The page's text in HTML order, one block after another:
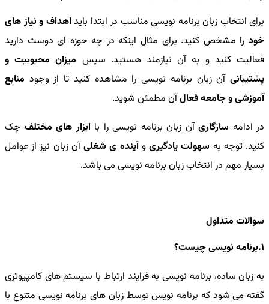
برای انتخاب زبان برنامه نویسی مناسب در ابتدا باید اهداف و نیاز های
خود را مشخص کنید. برای مثال اینکه در چه حوزه ای دوست دارید
فعالیت کنید و به آن نیازمند هستید. سپس میزان محبوبیت و
پشتیبانی آن زبان برنامه نویسی را مشاهده کنید تا از وجود منابع
آموزشی و جامعه فعالآن مطمئن شوید.
در ادامه سازگاریآن زبان برنامه نویسی را با ابزار های مختلف چک
کنید. توجه به سهولت یادگیریوآینده ی شغلیآن زبان نیز از عوامل
بسیار مهم در انتخاب زبان برنامه نویسی می باشد.
سوالات متداول
1.برنامه نویسی چیست؟
به زبان ساده، برنامه نویسی به فرایند ارتباط با سیستم های کامپیوتری
گفته می شود که برنامه نویس توسط زبان های برنامه نویسی متنوع با